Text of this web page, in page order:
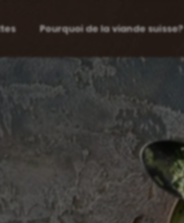
Pourquoi de la viande suisse?